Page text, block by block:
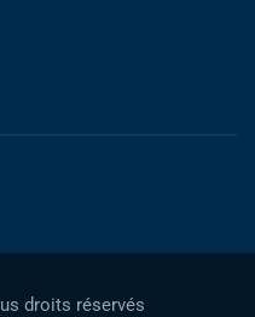
droits réservés